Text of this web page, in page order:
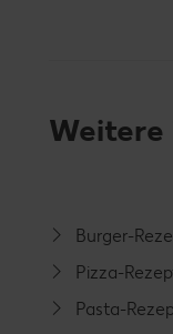
Weitere
Burger-
Pizza-
Pasta-